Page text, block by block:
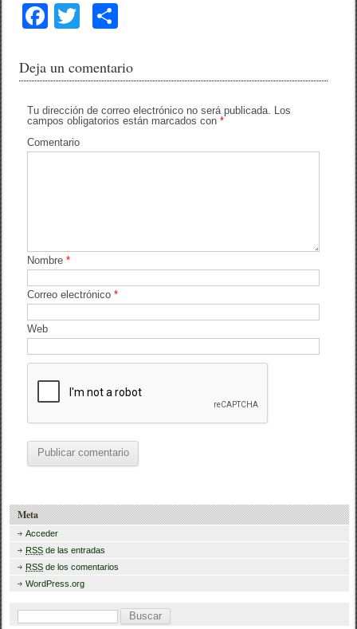
F
c
b
o
T
tt
m
ar
Deja un comentario
Tu dirección de correo electrónico no será publicada. Los
campos obligatorios están marcados con*
Comentario
Nombre*
Correo electrónico*
Web
Meta
Acceder
RSS de las entradas
RSS de los comentarios
WordPress.org
B